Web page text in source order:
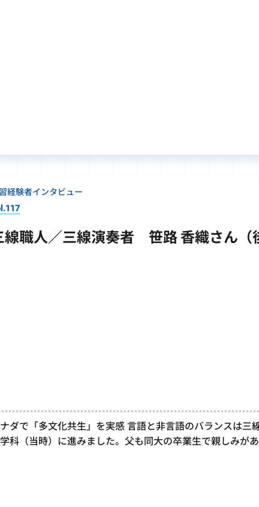
経験者インタビュー
線職人／三線演奏者 笹路 香織さん（
ダで「多文化共生」を実感 言語と非言語のバランスは三
科（当時）に進みました。父も同大の卒業生で親しみが